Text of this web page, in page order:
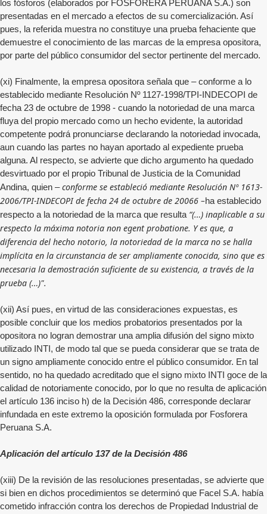
los fósforos (elaborados por FOSFORERA PERUANA S.A.) son
presentadas en el mercado a efectos de su comercialización. Así
pues, la referida muestra no constituye una prueba fehaciente que
demuestre el conocimiento de las marcas de la empresa opositora,
por parte del público consumidor del sector pertinente del mercado.
(xi) Finalmente, la empresa opositora señala que – conforme a lo
establecido mediante Resolución Nº 1127-1998/TPI-INDECOPI de
fecha 23 de octubre de 1998 - cuando la notoriedad de una marca
fluya del propio mercado como un hecho evidente, la autoridad
competente podrá pronunciarse declarando la notoriedad invocada,
aun cuando las partes no hayan aportado al expediente prueba
alguna. Al respecto, se advierte que dicho argumento ha quedado
desvirtuado por el propio Tribunal de Justicia de la Comunidad
Andina, quien –conforme se estableció mediante Resolución Nº 1613-
2006/TPI-INDECOPI de fecha 24 de octubre de 20066 –ha establecido
respecto a la notoriedad de la marca que resulta “(…) inaplicable a su
respecto la máxima notoria non egent probatione. Y es que, a
diferencia del hecho notorio, la notoriedad de la marca no se halla
implícita en la circunstancia de ser ampliamente conocida, sino que es
necesaria la demostración suficiente de su existencia, a través de la
prueba (…)".
(xii) Así pues, en virtud de las consideraciones expuestas, es
posible concluir que los medios probatorios presentados por la
opositora no logran demostrar una amplia difusión del signo mixto
utilizado INTI, de modo tal que se pueda considerar que se trata de
un signo ampliamente conocido entre el público consumidor. En tal
sentido, no ha quedado acreditado que el signo mixto INTI goce de la
calidad de notoriamente conocido, por lo que no resulta de aplicación
el artículo 136 inciso h) de la Decisión 486, corresponde declarar
infundada en este extremo la oposición formulada por Fosforera
Peruana S.A.
Aplicación del artículo 137 de la Decisión 486
(xiii) De la revisión de las resoluciones presentadas, se advierte que
si bien en dichos procedimientos se determinó que Facel S.A. había
cometido infracción contra los derechos de Propiedad Industrial de